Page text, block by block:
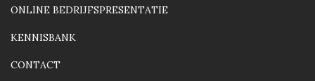
ONLINE BEDRIJFSPRESENTATIE
KENNISBANK
CONTACT